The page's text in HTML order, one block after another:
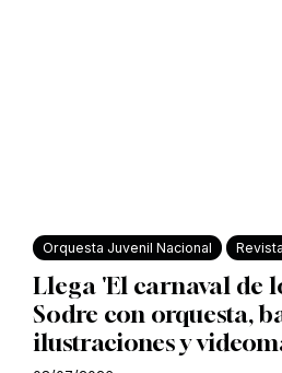
Orquesta Juvenil Nacional
Llega 'El carnaval de
Sodre con orquesta,
ilustraciones y